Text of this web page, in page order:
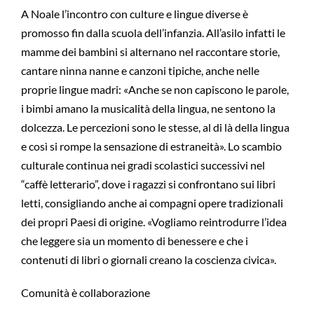
A Noale l’incontro con culture e lingue diverse è
promosso fin dalla scuola dell’infanzia. All’asilo infatti le
mamme dei bambini si alternano nel raccontare storie,
cantare ninna nanne e canzoni tipiche, anche nelle
proprie lingue madri: «Anche se non capiscono le parole,
i bimbi amano la musicalità della lingua, ne sentono la
dolcezza. Le percezioni sono le stesse, al di là della lingua
e così si rompe la sensazione di estraneità». Lo scambio
culturale continua nei gradi scolastici successivi nel
“caffè letterario”, dove i ragazzi si confrontano sui libri
letti, consigliando anche ai compagni opere tradizionali
dei propri Paesi di origine. «Vogliamo reintrodurre l’idea
che leggere sia un momento di benessere e che i
contenuti di libri o giornali creano la coscienza civica».
Comunità è collaborazione